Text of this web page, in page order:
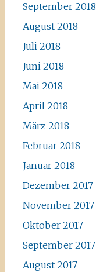
September 2018
August 2018
Juli 2018
Juni 2018
Mai 2018
April 2018
März 2018
Februar 2018
Januar 2018
Dezember 2017
November 2017
Oktober 2017
September 2017
August 2017